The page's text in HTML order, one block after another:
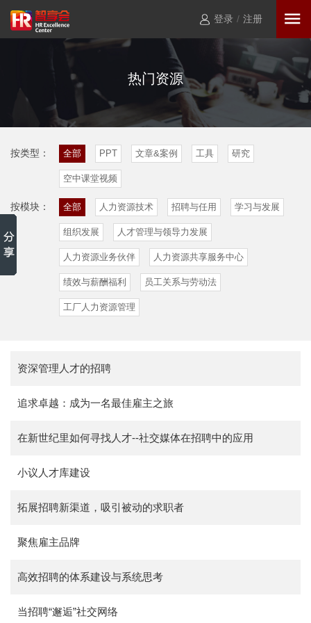
登录 / 注册
热门资源
按类型： 全部 PPT 文章&案例 工具 研究
空中课堂视频
按模块： 全部 人力资源技术 招聘与任用 学习与发展
组织发展 人才管理与领导力发展
人力资源业务伙伴 人力资源共享服务中心
绩效与薪酬福利 员工关系与劳动法
工厂人力资源管理
资深管理人才的招聘
追求卓越：成为一名最佳雇主之旅
在新世纪里如何寻找人才--社交媒体在招聘中的应用
小议人才库建设
拓展招聘新渠道，吸引被动的求职者
聚焦雇主品牌
高效招聘的体系建设与系统思考
当招聘“邂逅”社交网络